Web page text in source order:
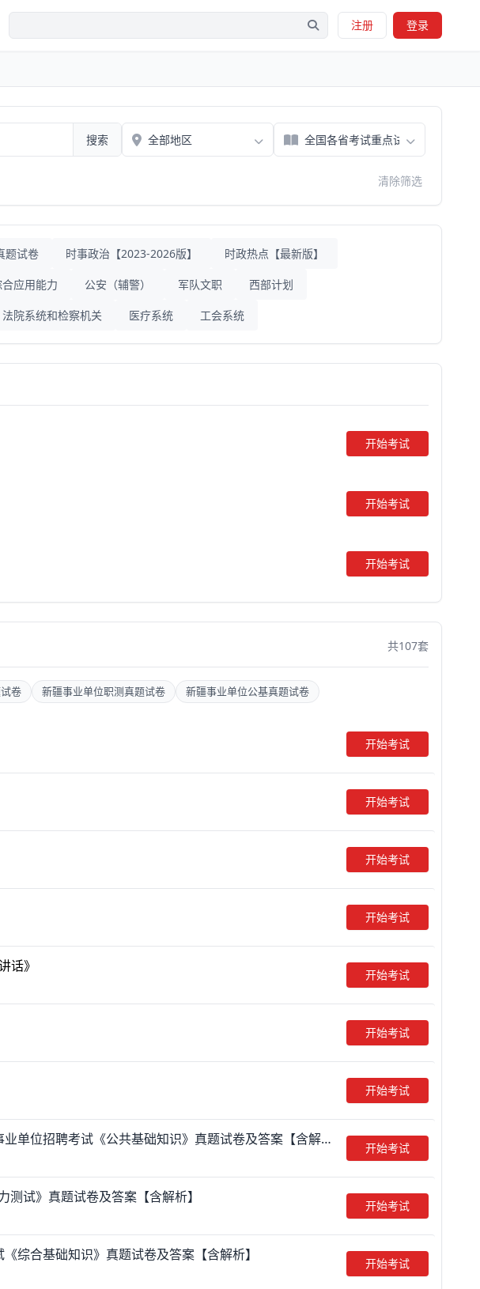
注册 登录
搜索
清除筛选
题试卷 时事政治【2023-2026版】 时政热点【最新版】
应用能力 公安（辅警） 军队文职 西部计划
法院系统和检察机关 医疗系统 工会系统
开始考试
开始考试
开始考试
共107套
卷 新疆事业单位职测真题试卷 新疆事业单位公基真题试卷
开始考试
开始考试
开始考试
开始考试
话》
开始考试
开始考试
开始考试
2019年12月29日新疆克拉玛依市公开招聘市机关事业单位招聘考试《公共基础知识》真题试卷及答案【含解析】
开始考试
试》真题试卷及答案【含解析】
开始考试
综合基础知识》真题试卷及答案【含解析】
开始考试